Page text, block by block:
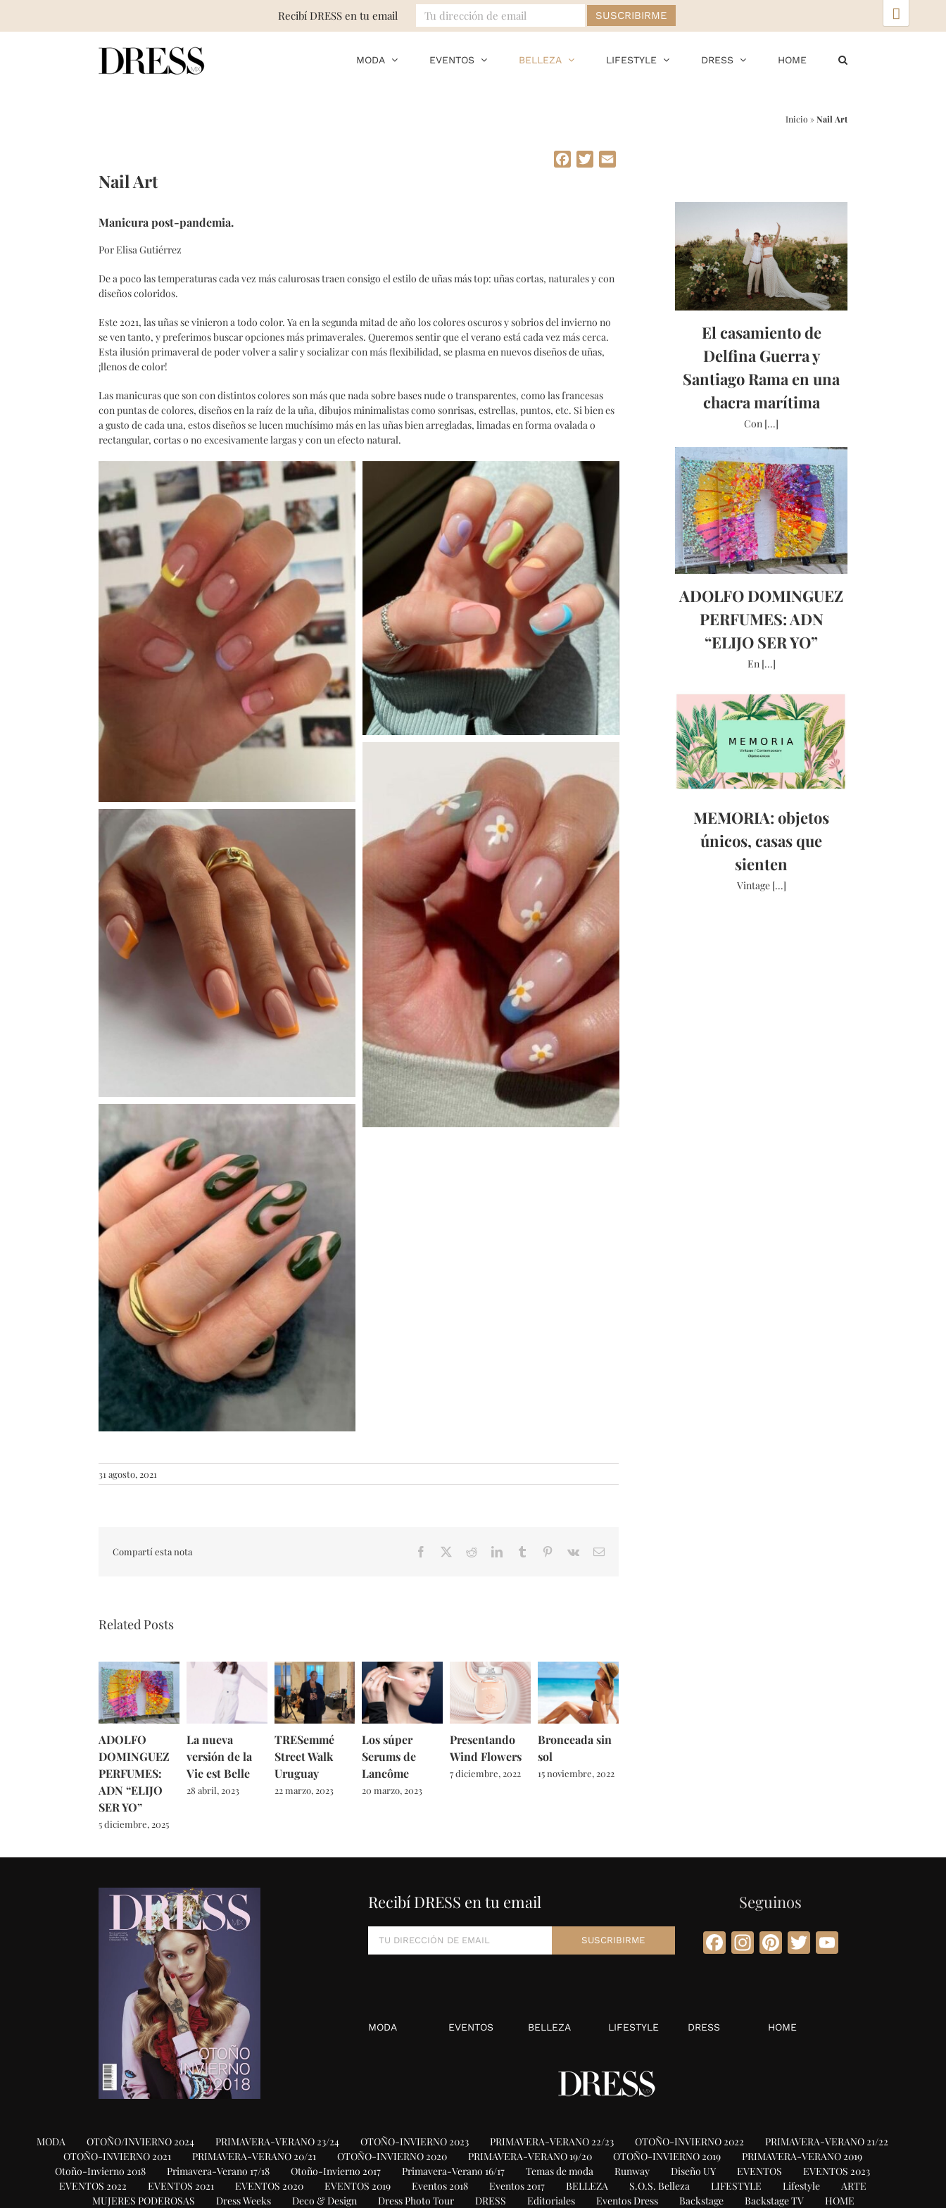
MODA EVENTOS BELLEZA LIFESTYLE DRESS HOME
Inicio »Nail Art
Facebook
Twitter
Nail Art
Manicura post-pandemia.
Por Elisa Gutiérrez
De a poco las temperaturas cada vez más calurosas traen consigo el estilo de uñas más top: uñas cortas, naturales y con
diseños coloridos.
Este 2021, las uñas se vinieron a todo color. Ya en la segunda mitad de año los colores oscuros y sobrios del invierno no
se ven tanto, y preferimos buscar opciones más primaverales. Queremos sentir que el verano está cada vez más cerca.
Esta ilusión primaveral de poder volver a salir y socializar con más flexibilidad, se plasma en nuevos diseños de uñas,
¡llenos de color!
Las manicuras que son con distintos colores son más que nada sobre bases nude o transparentes, como las francesas
con puntas de colores, diseños en la raíz de la uña, dibujos minimalistas como sonrisas, estrellas, puntos, etc. Si bien es
a gusto de cada una, estos diseños se lucen muchísimo más en las uñas bien arregladas, limadas en forma ovalada o
rectangular, cortas o no excesivamente largas y con un efecto natural.
31 agosto, 2021
Compartí esta nota Facebook RedditLinkedInTumblr Pinterest
Vk Email
Related Posts
ADOLFO
DOMINGUEZ
PERFUMES:
ADN “ELIJO
SER YO”
5 diciembre, 2025
La nueva
versión de la
Vie est Belle
28 abril, 2023
TRESemmé
Street Walk
Uruguay
22 marzo, 2023
Los súper
Serums de
Lancôme
20 marzo, 2023
Presentando
Wind Flowers
7 diciembre, 2022
Bronceada sin
sol
15 noviembre, 2022
El casamiento de
Delfina Guerra y
Santiago Rama en una
chacra marítima
Con [...]
ADOLFO DOMINGUEZ
PERFUMES: ADN
“ELIJO SER YO”
En [...]
MEMORIA: objetos
únicos, casas que
sienten
Vintage [...]
Recibí DRESS en tu email Seguinos
Facebook
Instagram
Pinterest
TwitterYouTube
MODA EVENTOS BELLEZA LIFESTYLE DRESS HOME
MODA OTOÑO/INVIERNO 2024 PRIMAVERA-VERANO 23/24 OTOÑO-INVIERNO 2023 PRIMAVERA-VERANO 22/23 OTOÑO-INVIERNO 2022
PRIMAVERA-VERANO 21/22
OTOÑO-INVIERNO 2021
PRIMAVERA-VERANO 20/21 OTOÑO-INVIERNO 2020 PRIMAVERA-VERANO 19/20 OTOÑO-INVIERNO 2019
PRIMAVERA-VERANO 2019
Otoño-Invierno 2018
Primavera-Verano 17/18 Otoño-Invierno 2017 Primavera-Verano 16/17 Temas de moda Runway Diseño UY EVENTOS
EVENTOS 2023
EVENTOS 2022
EVENTOS 2021 EVENTOS 2020 EVENTOS 2019 Eventos 2018 Eventos 2017 BELLEZA S.O.S. Belleza LIFESTYLE Lifestyle
ARTE
MUJERES PODEROSAS
Dress Weeks Deco & Design Dress Photo Tour DRESS Editoriales Eventos Dress Backstage Backstage TV HOME
Recibí DRESS en tu email